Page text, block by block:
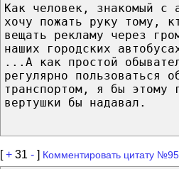
Как человек, знакомый с
хочу пожать руку тому,
вещать рекламу через
наших городских
...А как простой
регулярно пользоваться
транспортом, я бы этому
вертушки бы надавал.
[+ 31 - ] Комментировать цитату